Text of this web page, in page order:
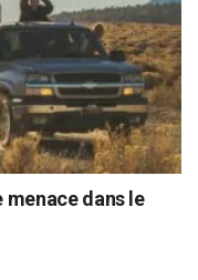
menace dans le